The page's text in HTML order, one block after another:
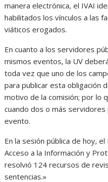
manera electrónica, el IVAI
habilitados los vínculos a las
viáticos erogados.
En cuanto a los servidores
mismos eventos, la UV
toda vez que uno de los
para publicar esta obligación
motivo de la comisión; por lo
cuando dos o más
evento.
En la sesión pública de hoy,
Acceso a la Información y
resolvió 124 recursos de
sentencias.»